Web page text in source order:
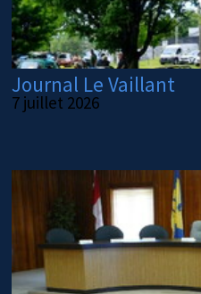
Journal Le Vaillant
7 juillet 2026